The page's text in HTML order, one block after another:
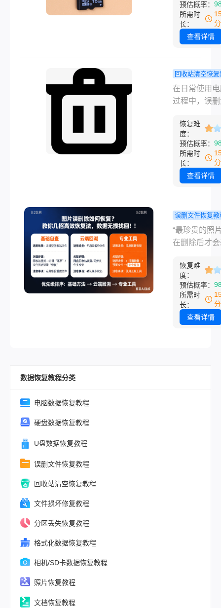
具，我们可
恢复这些被
视频文件。
详细介绍如
视频。
色。然而，
频文件的经
让不少用户
被删除，我
有机会通过
有效的手段
sd卡视频文
如何恢复呢
将为您详细
卡删除视频
恢复方法，
找回那些珍
预估概率：
所需时
长：
查看详情
回收站清空恢
大文件删除
回收站里怎
教你找回！
在日常使用
过程中，误
题，尤其是
文件没有进
站的情况下
需要恢复一
久删除的大
通过理解文
机制以及掌
的恢复方法
以大大提高
据的机会。
文件删除不
站里怎么找
本文将详细
种有效的恢
略，并提供
恢复难
度：
预估概率：
所需时
长：
查看详情
误删文件恢复教
片误删除如
复？教你几
无损找回！!
“最珍贵的照
在删除后才
小心把拍摄
天的素材删了
清空回收站
里面有重要
……作为从事
恢复难
度：
预估概率：
所需时
长：
查看详情
数据恢复教程分类
电脑数据恢复教程
硬盘数据恢复教程
U盘数据恢复教程
误删文件恢复教程
回收站清空恢复教程
文件损坏修复教程
分区丢失恢复教程
格式化数据恢复教程
相机/SD卡数据恢复教程
照片恢复教程
文档恢复教程